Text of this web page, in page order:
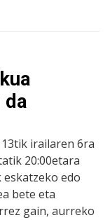
da
irailaren 6ra
20:00etara
edo
bete eta
gain, aurreko